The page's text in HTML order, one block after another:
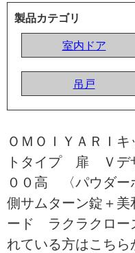
製品カテゴリ
室内ドア
吊戸
ＯＭＯＩＹＡＲＩ
トタイプ 扉 Ｖデ
００高 〈パウダ
側サムターン錠＋
ード ラクラクロー
れている方はこち